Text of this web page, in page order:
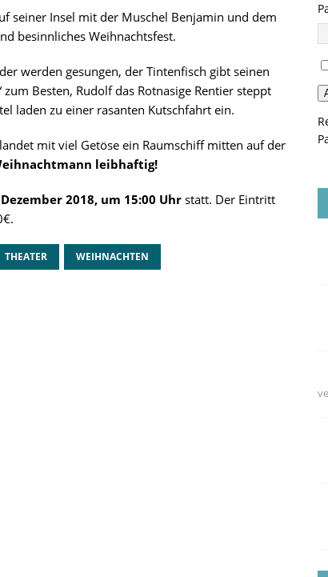
seiner Insel mit der Muschel Benjamin und dem
besinnliches Weihnachtsfest.
werden gesungen, der Tintenfisch gibt seinen
Besten, Rudolf das Rotnasige Rentier steppt
laden zu einer rasanten Kutschfahrt ein.
mit viel Getöse ein Raumschiff mitten auf der
leibhaftig!
2018, um 15:00 Uhr statt. Der Eintritt
THEATER WEIHNACHTEN